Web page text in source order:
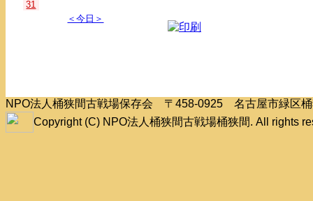
31
＜今日＞
NPO法人桶狭間古戦場保存会 〒458-0925 名古屋市緑区
Copyright (C) NPO法人桶狭間古戦場桶狭間. All rights